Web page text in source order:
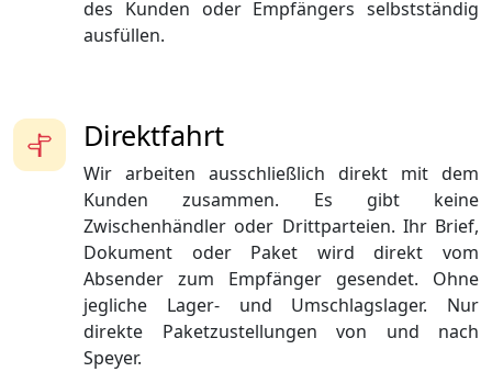
des Kunden oder Empfängers selbstständig
ausfüllen.
Direktfahrt
Wir arbeiten ausschließlich direkt mit dem
Kunden zusammen. Es gibt keine
Zwischenhändler oder Drittparteien. Ihr Brief,
Dokument oder Paket wird direkt vom
Absender zum Empfänger gesendet. Ohne
jegliche Lager- und Umschlagslager. Nur
direkte Paketzustellungen von und nach
Speyer.